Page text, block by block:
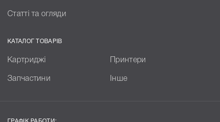
Статті та огляди
КАТАЛОГ ТОВАРІВ
Картриджі Принтери
Запчастини Інше